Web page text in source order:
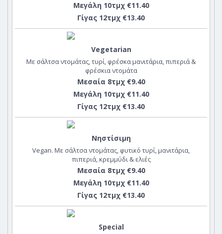
Μεγάλη 10τμχ €11.40
Γίγας 12τμχ €13.40
Vegetarian
Με σάλτσα ντομάτας, τυρί, φρέσκα μανιτάρια, πιπεριά &
φρέσκια ντομάτα
Μεσαία 8τμχ €9.40
Μεγάλη 10τμχ €11.40
Γίγας 12τμχ €13.40
Νηστίσιμη
Vegan. Με σάλτσα ντομάτας, φυτικό τυρί, μανιτάρια,
πιπεριά, κρεμμύδι & ελιές
Μεσαία 8τμχ €9.40
Μεγάλη 10τμχ €11.40
Γίγας 12τμχ €13.40
Special